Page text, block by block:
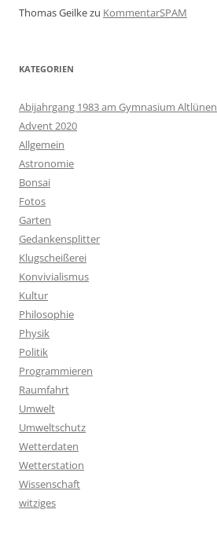
Thomas Geilkezu KommentarSPAM
KATEGORIEN
Abijahrgang 1983 am Gymnasium Altlünen
Advent 2020
Allgemein
Astronomie
Bonsai
Fotos
Garten
Gedankensplitter
Klugscheißerei
Konvivialismus
Kultur
Philosophie
Physik
Politik
Programmieren
Raumfahrt
Umwelt
Umweltschutz
Wetterdaten
Wetterstation
Wissenschaft
witziges